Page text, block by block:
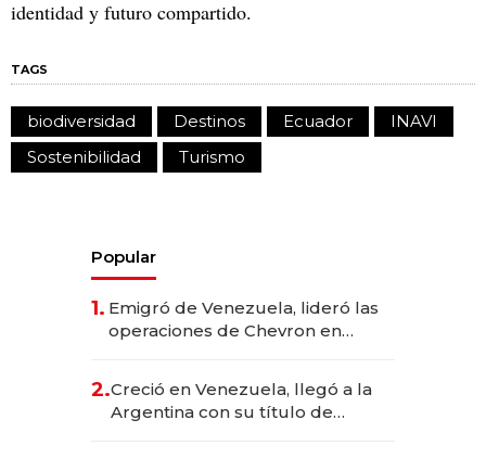
identidad y futuro compartido.
TAGS
biodiversidad Destinos Ecuador
INAVI
Sostenibilidad
Turismo
Popular
1. Emigró de Venezuela, lideró las
operaciones de Chevron en
2.Creció en Venezuela, llegó a la
Argentina con su título de